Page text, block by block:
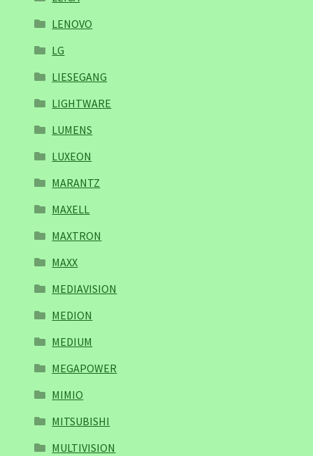
LENOVO
LG
LIESEGANG
LIGHTWARE
LUMENS
LUXEON
MARANTZ
MAXELL
MAXTRON
MAXX
MEDIAVISION
MEDION
MEDIUM
MEGAPOWER
MIMIO
MITSUBISHI
MULTIVISION